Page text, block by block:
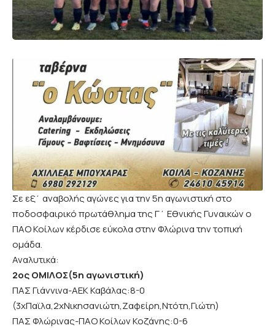
Σε εξ΄ αναβολής αγώνες για την 5η αγωνιστική στο
ποδοσφαιρικό πρωτάθλημα της Γ΄ Εθνικής Γυναικών ο
ΠΑΟ Κοίλων κέρδισε εύκολα στην Φλώρινα την τοπική
ομάδα.
Αναλυτικά:
2ος ΟΜΙΛΟΣ(5η αγωνιστική)
ΠΑΣ Γιάννινα-ΑΕΚ Καβάλας:8-0
(3xΠαϊλα,2xΝικησανιώτη,Ζαφείρη,Ντότη,Γιώτη)
ΠΑΣ Φλώρινας-ΠΑΟ Κοίλων Κοζάνης:0-6